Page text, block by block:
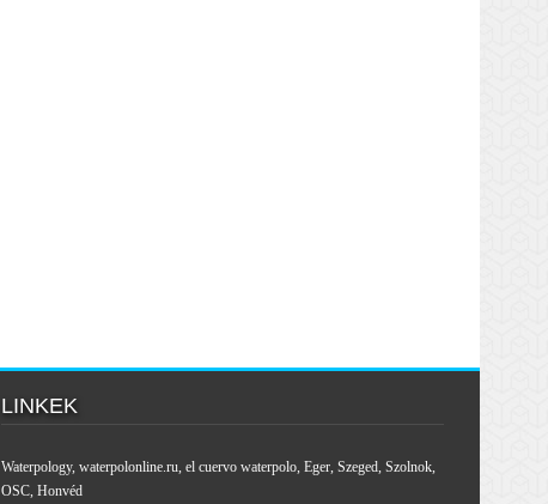
LINKEK
Waterpology, waterpolonline.ru, el cuervo waterpolo, Eger, Szeged, Szolnok,
OSC, Honvéd